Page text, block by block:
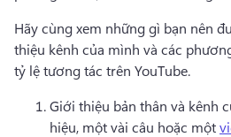
Hãy cùng xem những gì bạn nên
thiệu kênh của mình và các
tỷ lệ tương tác trên YouTube.
Giới thiệu bản thân và kênh
hiệu, một vài câu hoặc một